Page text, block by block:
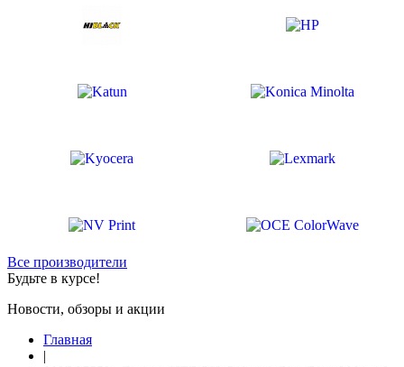
Все производители
Будьте в курсе!
Новости, обзоры и акции
Главная
|